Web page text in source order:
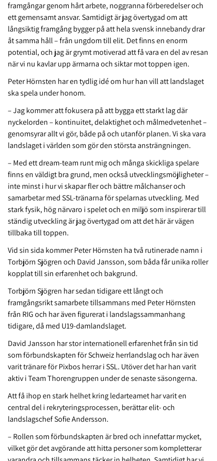
framgångar genom hårt arbete, noggranna förberedelser och
ett gemensamt ansvar. Samtidigt är jag övertygad om att
långsiktig framgång bygger på att hela svensk innebandy drar
åt samma håll – från ungdom till elit. Det finns en enorm
potential, och jag är grymt motiverad att få vara en del av resan
när vi nu kavlar upp ärmarna och siktar mot toppen igen.
Peter Hörnsten har en tydlig idé om hur han vill att landslaget
ska spela under honom.
– Jag kommer att fokusera på att bygga ett starkt lag där
nyckelorden – kontinuitet, delaktighet och målmedvetenhet –
genomsyrar allt vi gör, både på och utanför planen. Vi ska vara
landslaget i världen som gör den största ansträngningen.
– Med ett dream-team runt mig och många skickliga spelare
finns en väldigt bra grund, men också utvecklingsmöjligheter –
inte minst i hur vi skapar fler och bättre målchanser och
samarbetar med SSL-tränarna för spelarnas utveckling. Med
stark fysik, hög närvaro i spelet och en miljö som inspirerar till
ständig utveckling är jag övertygad om att det här är vägen
tillbaka till toppen.
Vid sin sida kommer Peter Hörnsten ha två rutinerade namn i
Torbjörn Sjögren och David Jansson, som båda får unika roller
kopplat till sin erfarenhet och bakgrund.
Torbjörn Sjögren har sedan tidigare ett långt och
framgångsrikt samarbete tillsammans med Peter Hörnsten
från RIG och har även figurerat i landslagssammanhang
tidigare, då med U19-damlandslaget.
David Jansson har stor internationell erfarenhet från sin tid
som förbundskapten för Schweiz herrlandslag och har även
varit tränare för Pixbos herrar i SSL. Utöver det har han varit
aktiv i Team Thorengruppen under de senaste säsongerna.
Att få ihop en stark helhet kring ledarteamet har varit en
central del i rekryteringsprocessen, berättar elit- och
landslagschef Sofie Andersson.
– Rollen som förbundskapten är bred och innefattar mycket,
vilket gör det avgörande att hitta personer som kompletterar